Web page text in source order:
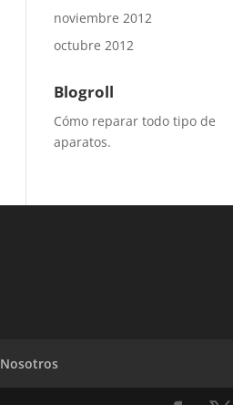
noviembre 2012
octubre 2012
Blogroll
Cómo reparar todo tipo de
aparatos.
Nosotros